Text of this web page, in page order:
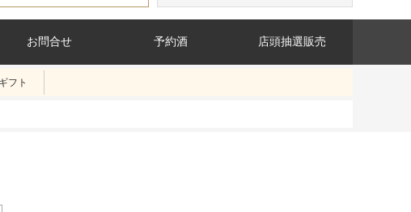
お問合せ 予約酒 店頭抽選販売
ギフト